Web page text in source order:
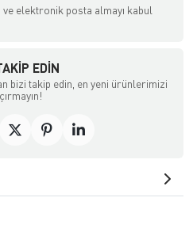
ve elektronik posta almayı kabul
EDIN
bizi takip edin, en yeni ürünlerimizi